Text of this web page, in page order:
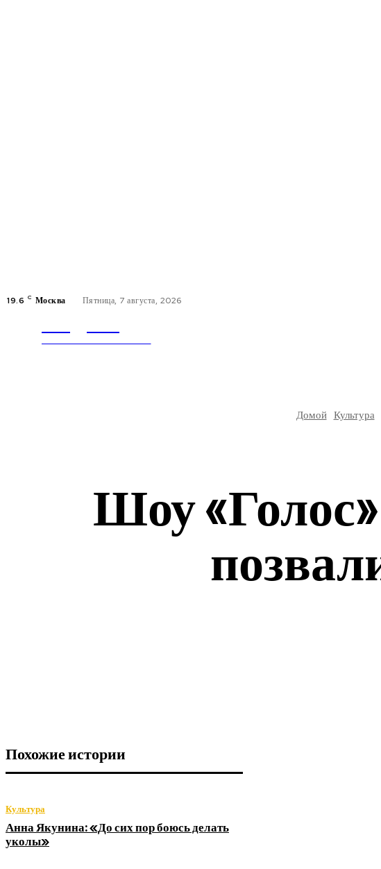
19.6 C Москва Пятница, 7 августа, 2026
Домой Культура
Шоу
Похожие истории
Культура
Анна Якунина: «До сих пор боюсь делать
уколы»